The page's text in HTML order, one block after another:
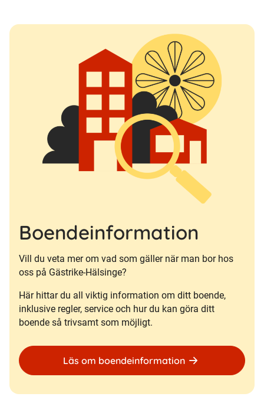
Boendeinformation
Vill du veta mer om vad som gäller när man bor hos
oss på Gästrike-Hälsinge?
Här hittar du all viktig information om ditt boende,
inklusive regler, service och hur du kan göra ditt
boende så trivsamt som möjligt.
Läs om boendeinformation